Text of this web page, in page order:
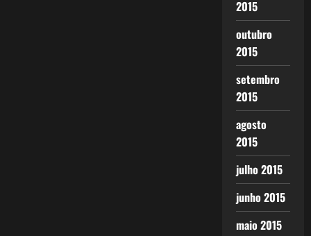
2015
outubro
2015
setembro
2015
agosto
2015
julho 2015
junho 2015
maio 2015